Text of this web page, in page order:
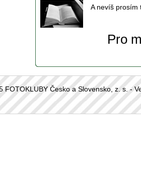
A nevíš prosím
Pro
FOTOKLUBY Česko a Slovensko, z. s. -